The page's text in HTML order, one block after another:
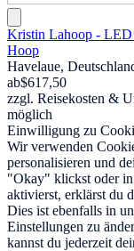
Kristin Lahoop -
Hoop
Havelaue,
ab$617,50
zzgl. Reisekosten &
möglich
Einwilligung zu
Wir verwenden
personalisieren und
"Okay" klickst oder
aktivierst, erklärst du
Dies ist ebenfalls in
Einstellungen zu
kannst du jederzeit